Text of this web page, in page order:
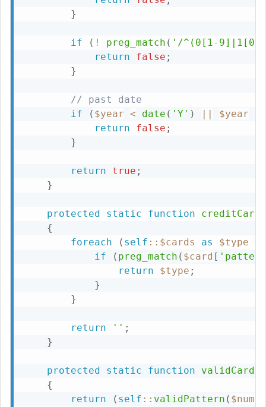
}
if ( ! preg_match ( '/^(0[1-9]|1[0-
return
false ;
}
// past date
if
( $year < date ( 'Y' ) || $year ==
return
false ;
}
return true ;
}
protected static function
{
foreach
( self :: $cards as $type =>
if
( preg_match ( $card [
return
$type ;
}
}
return '' ;
}
protected static function validCard
{
return
( self :: validPattern (